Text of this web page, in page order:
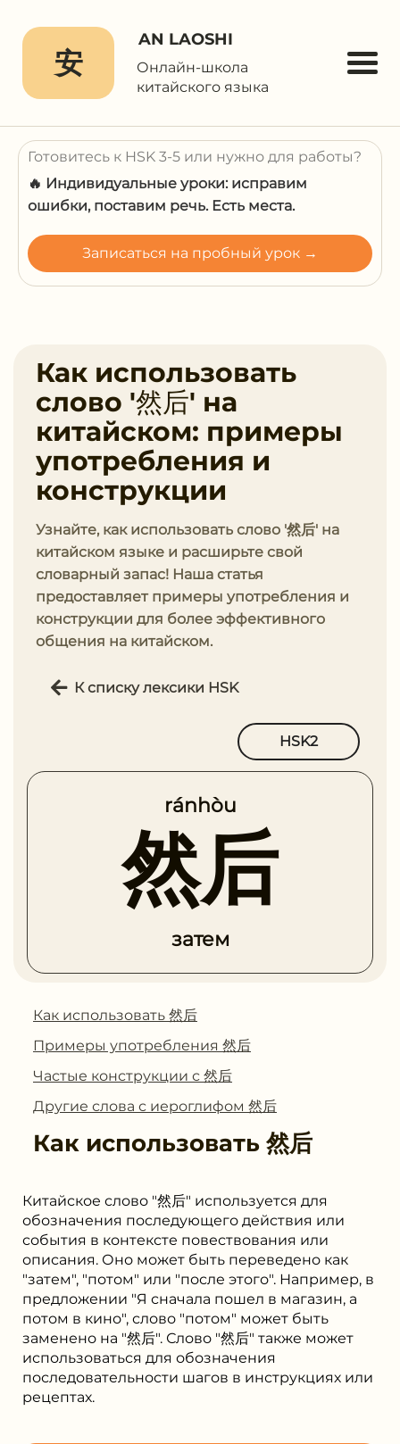
安
AN LAOSHI
Онлайн-школа
китайского языка
Готовитесь к HSK 3-5 или нужно для работы?
🔥 Индивидуальные уроки: исправим
ошибки, поставим речь. Есть места.
Записаться на пробный урок →
Как использовать
слово '然后' на
китайском: примеры
употребления и
конструкции
Узнайте, как использовать слово '然后' на
китайском языке и расширьте свой
словарный запас! Наша статья
предоставляет примеры употребления и
конструкции для более эффективного
общения на китайском.
К списку лексики HSK
HSK2
ránhòu
然后
затем
Как использовать 然后
Примеры употребления 然后
Частые конструкции с 然后
Другие слова с иероглифом 然后
Как использовать 然后
Китайское слово "然后" используется для
обозначения последующего действия или
события в контексте повествования или
описания. Оно может быть переведено как
"затем", "потом" или "после этого". Например, в
предложении "Я сначала пошел в магазин, а
потом в кино", слово "потом" может быть
заменено на "然后". Слово "然后" также может
использоваться для обозначения
последовательности шагов в инструкциях или
рецептах.